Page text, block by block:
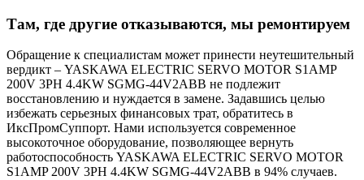
Там, где другие отказываются, мы ремонтируем
Обращение к специалистам может принести неутешительный
вердикт – YASKAWA ELECTRIC SERVO MOTOR S1AMP
200V 3PH 4.4KW SGMG-44V2ABB не подлежит
восстановлению и нуждается в замене. Задавшись целью
избежать серьезных финансовых трат, обратитесь в
ИксПромСуппорт. Нами используется современное
высокоточное оборудование, позволяющее вернуть
работоспособность YASKAWA ELECTRIC SERVO MOTOR
S1AMP 200V 3PH 4.4KW SGMG-44V2ABB в 94% случаев.